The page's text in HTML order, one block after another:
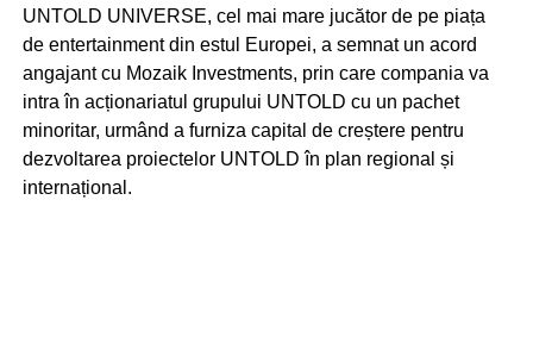
UNTOLD UNIVERSE, cel mai mare jucător de pe piața
de entertainment din estul Europei, a semnat un acord
angajant cu Mozaik Investments, prin care compania va
intra în acționariatul grupului UNTOLD cu un pachet
minoritar, urmând a furniza capital de creștere pentru
dezvoltarea proiectelor UNTOLD în plan regional și
internațional.